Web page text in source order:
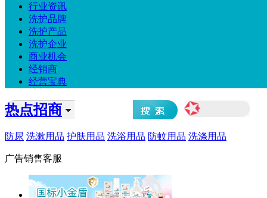
行业资讯
洗护品牌
洗护产品
洗护企业
商业机会
经销商
经营宝典
热点招商
防尿 洗漱用品 护肤用品 洗浴用品 防蚊用品 洗涤用品
广告销售客服